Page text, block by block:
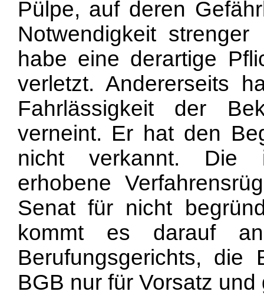
Pülpe, auf deren
Notwendigkeit
habe eine derartige
verletzt. Andererseits
Fahrlässigkeit der
verneint. Er hat den
nicht verkannt. Die
erhobene
Senat für nicht
kommt es darauf
Berufungsgerichts,
BGB nur für Vorsatz